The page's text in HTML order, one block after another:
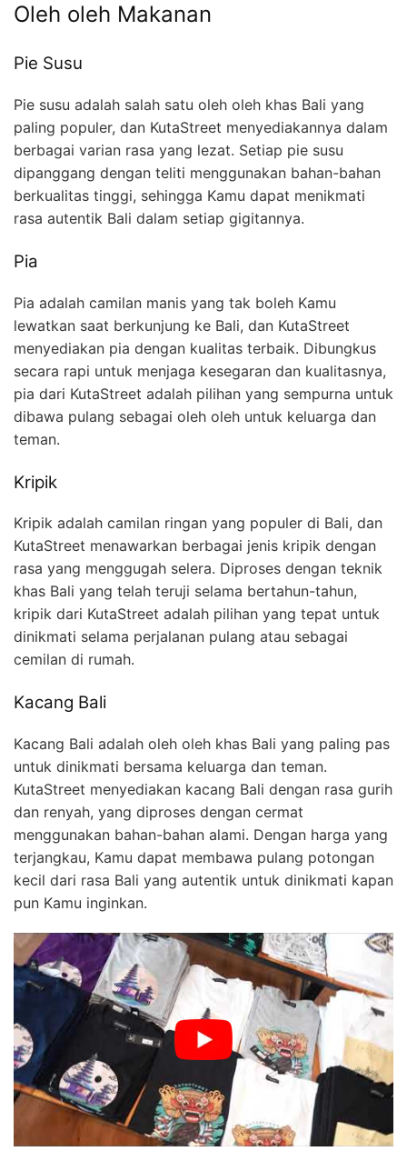
Oleh oleh Makanan
Pie Susu
Pie susu adalah salah satu oleh oleh khas Bali yang
paling populer, dan KutaStreet menyediakannya dalam
berbagai varian rasa yang lezat. Setiap pie susu
dipanggang dengan teliti menggunakan bahan-bahan
berkualitas tinggi, sehingga Kamu dapat menikmati
rasa autentik Bali dalam setiap gigitannya.
Pia
Pia adalah camilan manis yang tak boleh Kamu
lewatkan saat berkunjung ke Bali, dan KutaStreet
menyediakan pia dengan kualitas terbaik. Dibungkus
secara rapi untuk menjaga kesegaran dan kualitasnya,
pia dari KutaStreet adalah pilihan yang sempurna untuk
dibawa pulang sebagai oleh oleh untuk keluarga dan
teman.
Kripik
Kripik adalah camilan ringan yang populer di Bali, dan
KutaStreet menawarkan berbagai jenis kripik dengan
rasa yang menggugah selera. Diproses dengan teknik
khas Bali yang telah teruji selama bertahun-tahun,
kripik dari KutaStreet adalah pilihan yang tepat untuk
dinikmati selama perjalanan pulang atau sebagai
cemilan di rumah.
Kacang Bali
Kacang Bali adalah oleh oleh khas Bali yang paling pas
untuk dinikmati bersama keluarga dan teman.
KutaStreet menyediakan kacang Bali dengan rasa gurih
dan renyah, yang diproses dengan cermat
menggunakan bahan-bahan alami. Dengan harga yang
terjangkau, Kamu dapat membawa pulang potongan
kecil dari rasa Bali yang autentik untuk dinikmati kapan
pun Kamu inginkan.